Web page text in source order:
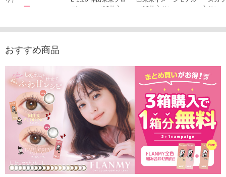
1,760円
デュース （10枚入
1,760円(税込)
（10枚入り）
入り）
おすすめ商品